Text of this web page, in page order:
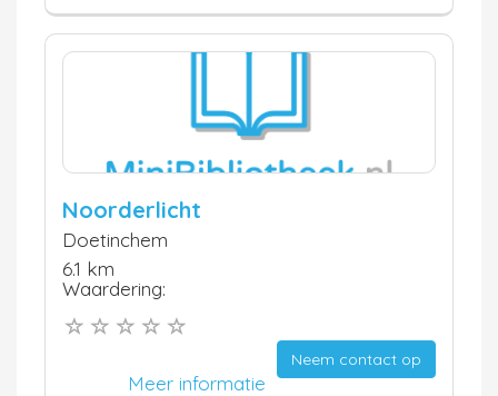
Noorderlicht
Doetinchem
6.1 km
Waardering:
Neem contact op
Meer informatie